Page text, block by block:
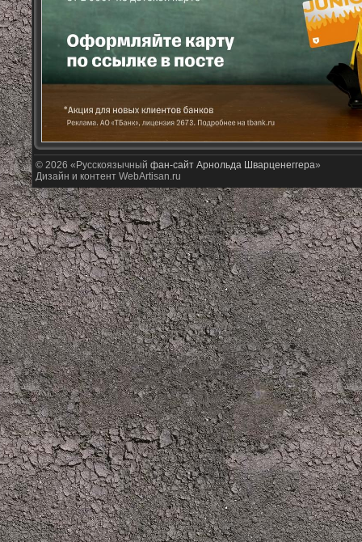
© 2026 «Русскоязычный фан-сайт Арнольда Шварценеггера»
Дизайн и контент WebArtisan.ru